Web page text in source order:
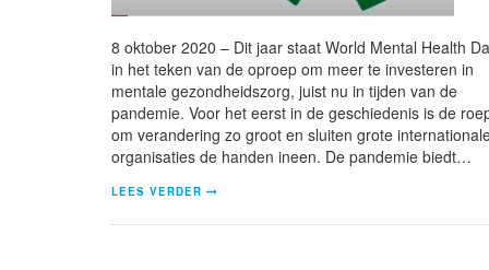
8 oktober 2020 – Dit jaar staat World Mental Health
in het teken van de oproep om meer te investeren in
mentale gezondheidszorg, juist nu in tijden van de
pandemie. Voor het eerst in de geschiedenis is de
om verandering zo groot en sluiten grote
organisaties de handen ineen. De pandemie biedt…
LEES VERDER